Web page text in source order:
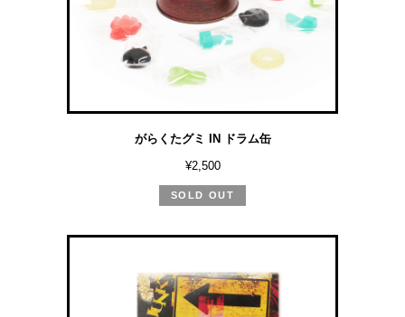
がらくたグミ IN ドラム缶
¥2,500
SOLD OUT